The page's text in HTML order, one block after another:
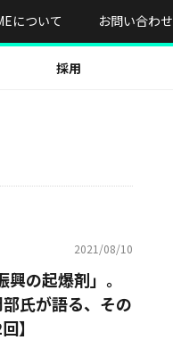
について お問い合わせ
採用
2021/08/10
の起爆剤」。
氏が語る、その
】